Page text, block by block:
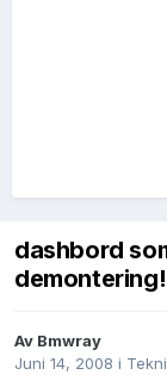
dashbord
Av Bmwray
Juni 14, 2008 i